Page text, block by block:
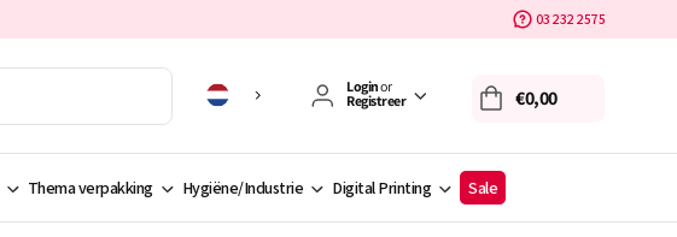
03 232 2575
Loginor
Registreer
€0,00
Thema verpakking Hygiëne/Industrie Digital Printing Sale